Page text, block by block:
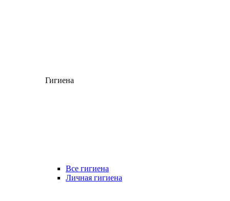
Гигиена
Все гигиена
Личная гигиена